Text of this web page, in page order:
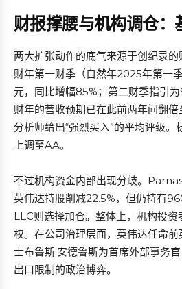
财报撑腰与机构调仓：
两大扩张动作的底气来源于创纪录
财年第一财季（自然年2025年第一
元，同比增幅85%；第二财季指引
财年的营收预期已在此前两年间翻
分析师给出“强烈买入”的平均评级。
上调至AA。
不过机构资金内部出现分歧。
英伟达持股削减22.5%，但仍持有
LLC则选择加仓。整体上，机构投
权。在公司治理层面，英伟达任命
士布鲁斯·安德鲁斯为首席外部事务
出口限制的政治博弈。